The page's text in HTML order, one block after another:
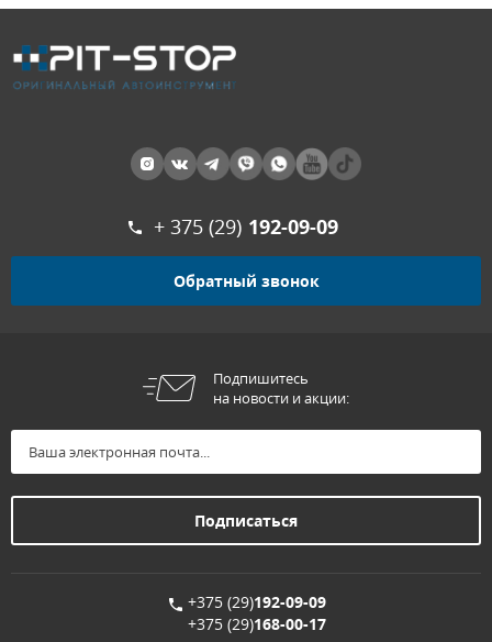
+ 375 (29) 192-09-09
Обратный звонок
Подпишитесь
на новости и акции:
+375 (29)192-09-09
+375 (29)168-00-17